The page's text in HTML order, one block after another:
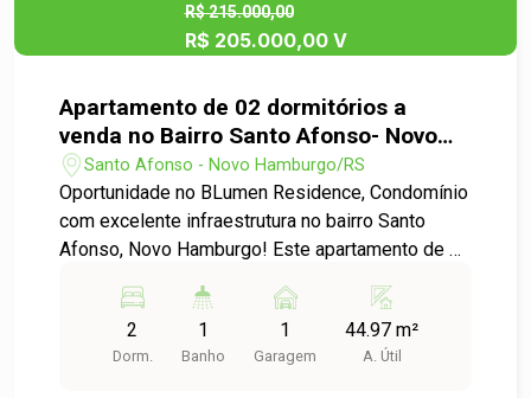
R$ 215.000,00
R$ 205.000,00 V
Apartamento de 02 dormitórios a
venda no Bairro Santo Afonso- Novo
Hamburgo
Santo Afonso - Novo Hamburgo/RS
Oportunidade no BLumen Residence, Condomínio
com excelente infraestrutura no bairro Santo
Afonso, Novo Hamburgo! Este apartamento de 2
serviço, banho social, sacada com churrasqueira
e vaga privativa de garagem, e ainda conta com
uma bela quadra poliesportiva, piscina, academia,
2
Dorm.
1
Banho
1
Garagem
44.97 m²
A. Útil